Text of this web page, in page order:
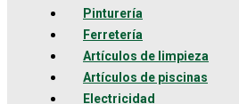
Pinturería
Ferretería
Artículos de limpieza
Artículos de piscinas
Electricidad